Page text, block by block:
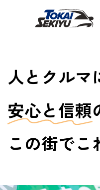
人とクルマ
安心と信頼
この街でこ